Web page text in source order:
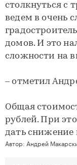
столкнуться с
ведем в очень
домов. И это
сложности на
– отметил
Общая
рублей. При
дать снижение
Автор: Андрей